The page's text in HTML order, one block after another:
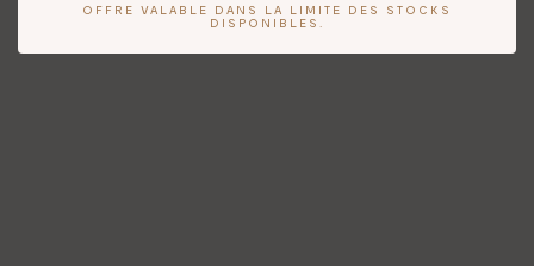
OFFRE VALABLE DANS LA LIMITE DES STOCKS
DISPONIBLES.